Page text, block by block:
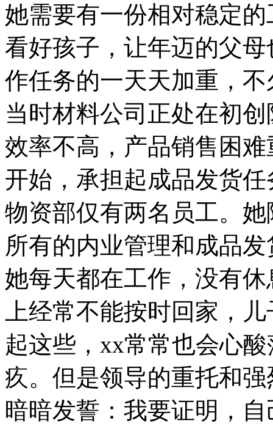
她需要有一份相对稳定
看好孩子，让年迈的父
作任务的一天天加重，
当时材料公司正处在初
效率不高，产品销售困
开始，承担起成品发货
物资部仅有两名员工。
所有的内业管理和成品
她每天都在工作，没有
上经常不能按时回家，
起这些，xx常常也会心
疚。但是领导的重托和
暗暗发誓：我要证明，